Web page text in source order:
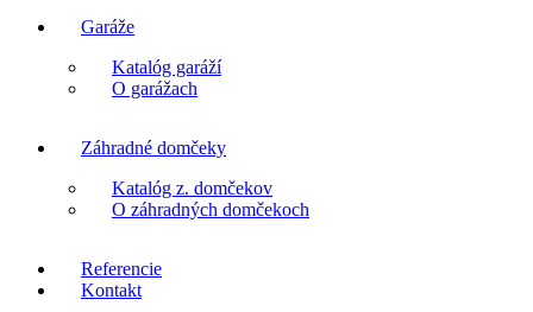
Garáže
Katalóg garáží
O garážach
Záhradné domčeky
Katalóg z. domčekov
O záhradných domčekoch
Referencie
Kontakt